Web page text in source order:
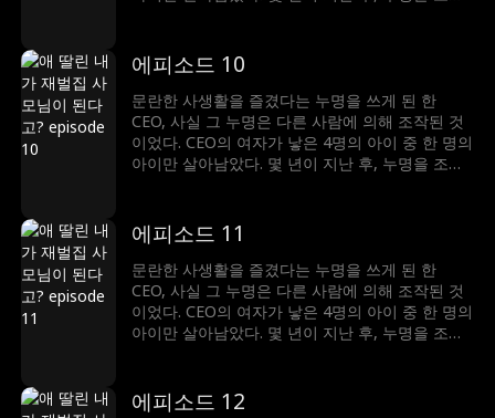
회하게 되는데…
에피소드 10
문란한 사생활을 즐겼다는 누명을 쓰게 된 한
CEO, 사실 그 누명은 다른 사람에 의해 조작된 것
이었다. CEO의 여자가 낳은 4명의 아이 중 한 명의
아이만 살아남았다. 몇 년이 지난 후, 누명을 조작
회하게 되는데…
에피소드 11
문란한 사생활을 즐겼다는 누명을 쓰게 된 한
CEO, 사실 그 누명은 다른 사람에 의해 조작된 것
이었다. CEO의 여자가 낳은 4명의 아이 중 한 명의
아이만 살아남았다. 몇 년이 지난 후, 누명을 조작
회하게 되는데…
에피소드 12